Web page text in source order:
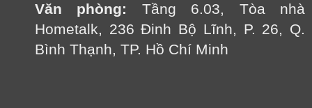
Văn phòng:
Tầng 6.03, Tòa nhà
Hometalk, 236 Đinh Bộ Lĩnh, P. 26, Q.
Bình Thạnh, TP. Hồ Chí Minh